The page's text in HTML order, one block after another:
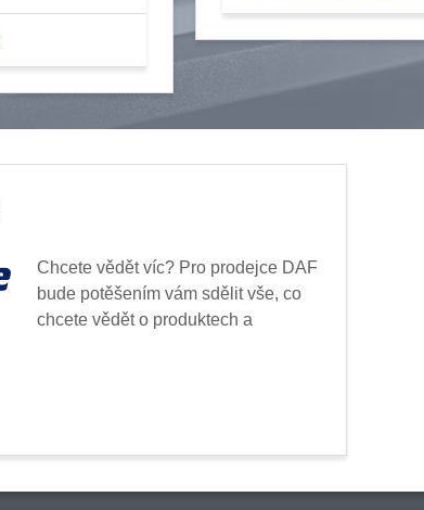
Chcete vědět víc? Pro prodejce DAF
bude potěšením vám sdělit vše, co
chcete vědět o produktech a